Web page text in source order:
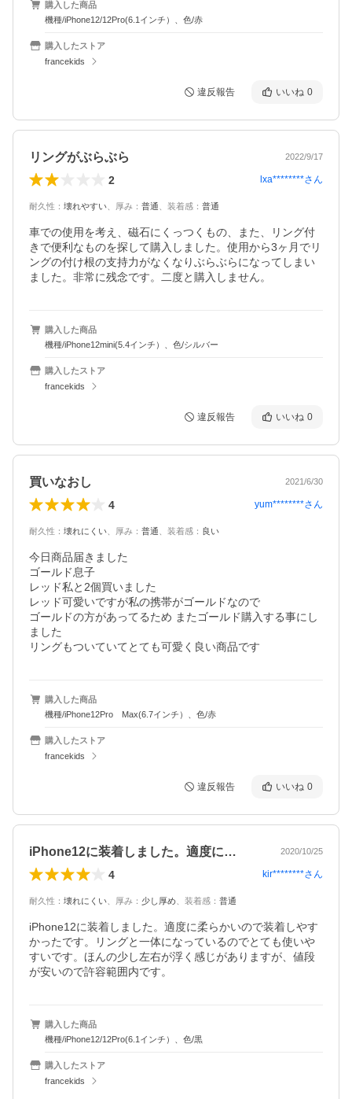
購入した商品
機種/iPhone12/12Pro(6.1インチ）、色/赤
購入したストア
francekids
違反報告 いいね 0
リングがぶらぶら 2022/9/17
2 lxa********さん
耐久性 ： 壊れやすい 厚み ： 普通 装着感 ： 普通
車での使用を考え、磁石にくっつくもの、また、リング付
きで便利なものを探して購入しました。使用から3ヶ月でリ
ングの付け根の支持力がなくなりぶらぶらになってしまい
ました。非常に残念です。二度と購入しません。
購入した商品
機種/iPhone12mini(5.4インチ）、色/シルバー
購入したストア
francekids
違反報告 いいね 0
買いなおし 2021/6/30
4 yum********さん
耐久性 ： 壊れにくい 厚み ： 普通 装着感 ： 良い
今日商品届きました
ゴールド息子
レッド私と2個買いました
レッド可愛いですが私の携帯がゴールドなので
ゴールドの方があってるため またゴールド購入する事にし
ました
リングもついていてとても可愛く良い商品です
購入した商品
機種/iPhone12Pro Max(6.7インチ）、色/赤
購入したストア
francekids
違反報告 いいね 0
iPhone12に装着しました。適度に… 2020/10/25
4 kir********さん
耐久性 ： 壊れにくい 厚み ： 少し厚め 装着感 ： 普通
iPhone12に装着しました。適度に柔らかいので装着しやす
かったです。リングと一体になっているのでとても使いや
すいです。ほんの少し左右が浮く感じがありますが、値段
が安いので許容範囲内です。
購入した商品
機種/iPhone12/12Pro(6.1インチ）、色/黒
購入したストア
francekids